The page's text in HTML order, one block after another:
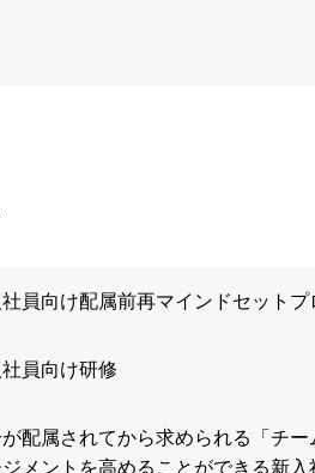
員向け配属前再マインドセットプ
員向け研修
が配属されてから求められる「チ
メントを高めることができる新入